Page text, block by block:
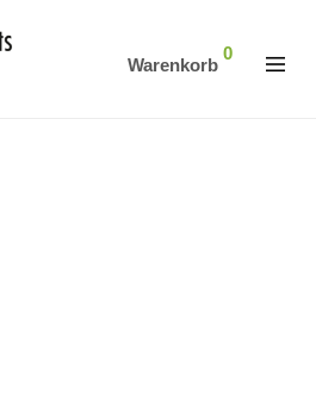
Warenkorb
0